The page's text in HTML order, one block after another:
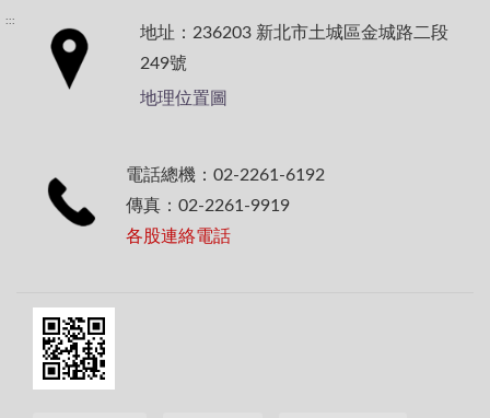
:::
地址：236203 新北市土城區金城路二段
249號
地理位置圖
電話總機：02-2261-6192
傳真：02-2261-9919
各股連絡電話